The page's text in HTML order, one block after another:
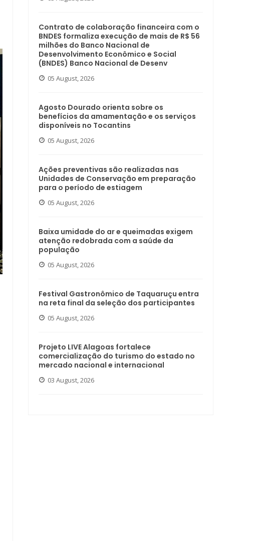
Contrato de colaboração financeira com o
BNDES formaliza execução de mais de R$ 56
milhões do Banco Nacional de
Desenvolvimento Econômico e Social
(BNDES) Banco Nacional de Desenv
05 August, 2026
Agosto Dourado orienta sobre os
benefícios da amamentação e os serviços
disponíveis no Tocantins
05 August, 2026
Ações preventivas são realizadas nas
Unidades de Conservação em preparação
para o período de estiagem
05 August, 2026
Baixa umidade do ar e queimadas exigem
atenção redobrada com a saúde da
população
05 August, 2026
Festival Gastronômico de Taquaruçu entra
na reta final da seleção dos participantes
05 August, 2026
Projeto LIVE Alagoas fortalece
comercialização do turismo do estado no
mercado nacional e internacional
03 August, 2026